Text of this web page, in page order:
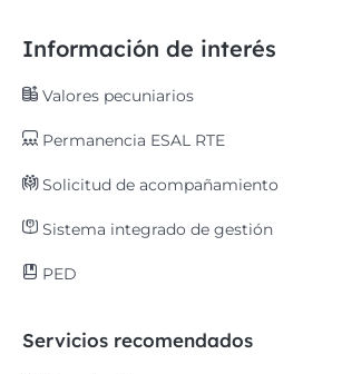
Información de interés
Valores pecuniarios
Permanencia ESAL RTE
Solicitud de acompañamiento
Sistema integrado de gestión
PED
Servicios recomendados